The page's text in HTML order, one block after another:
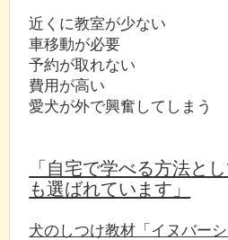
近くに教室が少ない
車移動が必要
予約が取れない
費用が高い
愛犬が外で興奮してしまう
「自宅で学べる方法と
も選ばれています」
犬のしつけ教材「イヌバー